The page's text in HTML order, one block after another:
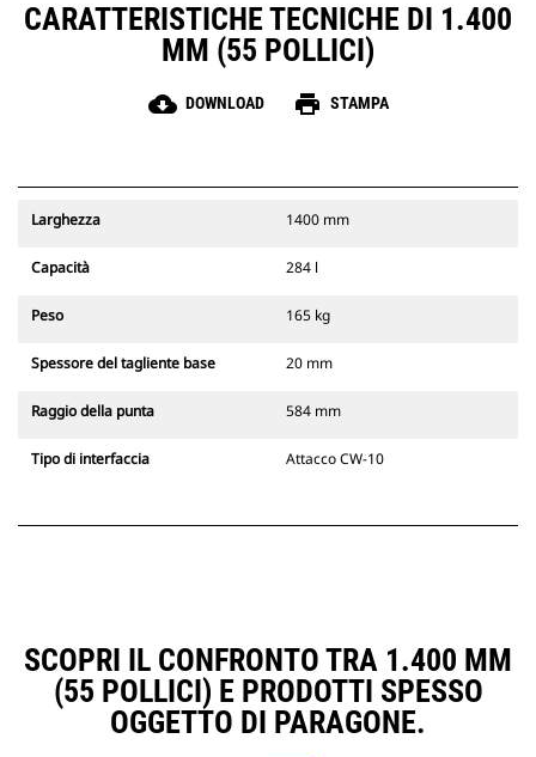
CARATTERISTICHE TECNICHE DI 1.400
MM (55 POLLICI)
cloud_download DOWNLOAD print STAMPA
Larghezza 1400 mm
Capacità 284 l
Peso 165 kg
Spessore del tagliente base 20 mm
Raggio della punta 584 mm
Tipo di interfaccia Attacco CW-10
SCOPRI IL CONFRONTO TRA 1.400 MM
(55 POLLICI) E PRODOTTI SPESSO
OGGETTO DI PARAGONE.